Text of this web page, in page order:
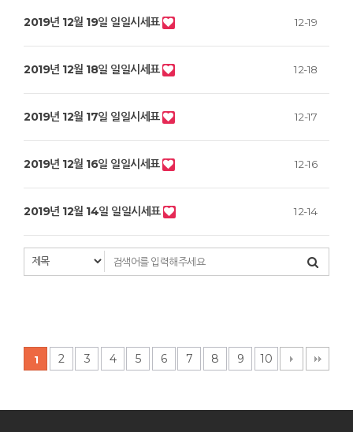
2019년 12월 19일 일일시세표 12-19
2019년 12월 18일 일일시세표 12-18
2019년 12월 17일 일일시세표 12-17
2019년 12월 16일 일일시세표 12-16
2019년 12월 14일 일일시세표 12-14
1 2 3 4 5 6 7 8 9 10